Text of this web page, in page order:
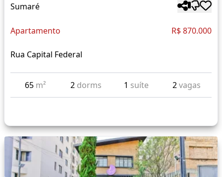
Sumaré
Apartamento R$ 870.000
Rua Capital Federal
65 m² 2 dorms 1 suíte 2vagas